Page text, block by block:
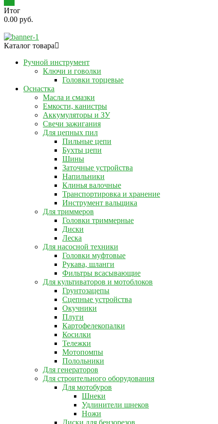
Итог
0.00 руб.
Каталог товара
Ручной инструмент
Ключи и говолки
Головки торцевые
Оснастка
Масла и смазки
Емкости, канистры
Аккумуляторы и ЗУ
Свечи зажигания
Для цепных пил
Пильные цепи
Бухты цепи
Шины
Заточные устройства
Напильники
Клинья валочные
Транспортировка и хранение
Инструмент вальщика
Для триммеров
Головки триммерные
Диски
Леска
Для насосной техники
Головки муфтовые
Рукава, шланги
Фильтры всасывающие
Для культиваторов и мотоблоков
Грунтозацепы
Сцепные устройства
Окучники
Плуги
Картофелекопалки
Косилки
Тележки
Мотопомпы
Полольники
Для генераторов
Для строительного оборудования
Для мотобуров
Шнеки
Удлинители шнеков
Ножи